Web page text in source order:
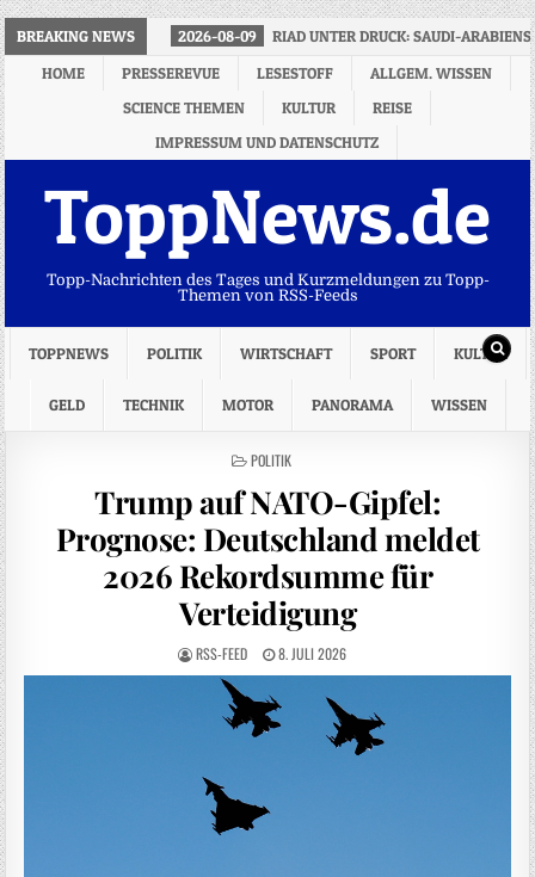
BREAKING NEWS 2026-08-09
RIAD UNTER DRUCK: SAUDI-
HOME
PRESSEREVUE LESESTOFF
ALLGEM. WISSEN
SCIENCE THEMEN
KULTUR
REISE
IMPRESSUM UND DATENSCHUTZ
ToppNews.de
Topp-Nachrichten des Tages und Kurzmeldungen zu Topp-
Themen von RSS-Feeds
TOPPNEWS POLITIK WIRTSCHAFT SPORT KULTUR
GELD TECHNIK MOTOR PANORAMA WISSEN
POSTED
POLITIK
Trump auf NATO-Gipfel:
Prognose: Deutschland meldet
2026 Rekordsumme für
Verteidigung
RSS-FEED 8. JULI 2026